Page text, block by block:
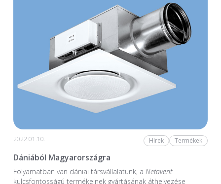
2022.01.10. Hírek Termékek
Dániából Magyarországra
Folyamatban van dániai társvállalatunk, a Netavent
kulcsfontosságú termékeinek gyártásának áthelyezése